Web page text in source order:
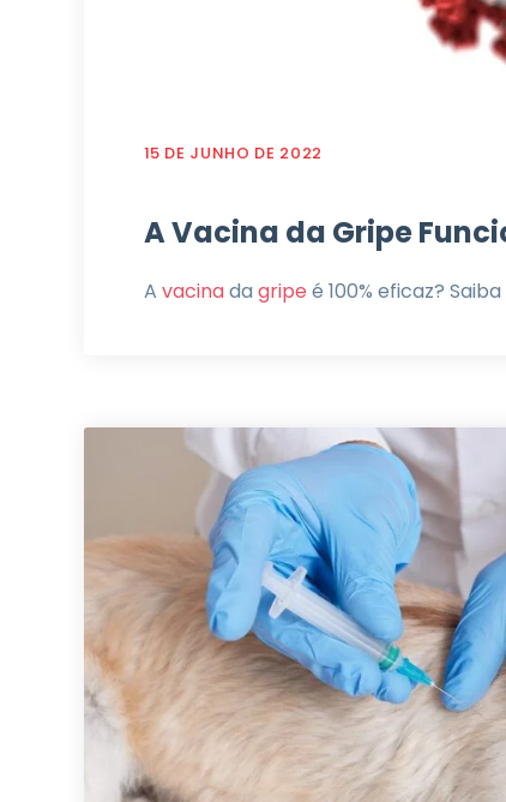
15 DE JUNHO DE 2022
A Vacina da Gripe
A vacinada gripe é 100% eficaz?